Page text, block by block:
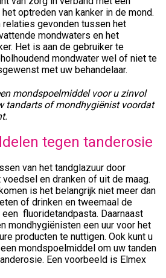
optreden van kanker in de mond.
gevonden tussen het
mondwaters en het
Het is aan de gebruiker te
mondwater wel of niet te
met uw behandelaar.
mondspoelmiddel voor u zinvol
tandarts of mondhygiënist voordat
tegen tanderosie
van het tandglazuur door
en dranken of uit de maag.
is het belangrijk niet meer dan
of drinken en tweemaal de
fluoridetandpasta. Daarnaast
mondhygiënisten een uur voor het
producten te nuttigen. Ook kunt u
mondspoelmiddel om uw tanden
Een voorbeeld is Elmex